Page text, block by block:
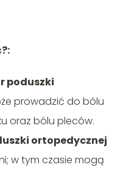
poduszki
prowadzić do bólu
oraz bólu pleców.
ortopedycznej
w tym czasie mogą